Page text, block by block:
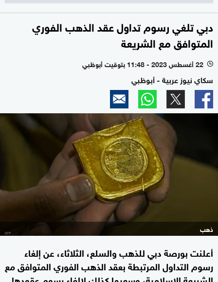
دبي تلغي رسوم تداول عقد الذهب الفوري
المتوافق مع الشريعة
l 22 أغسطس 2023 - 11:48 بتوقيت أبوظبي
سكاي نيوز عربية - أبوظبي
ذهب
أعلنت بورصة دبي للذهب والسلع، الثلاثاء، عن إلغاء
رسوم التداول المرتبطة بعقد الذهب الفوري المتوافق مع